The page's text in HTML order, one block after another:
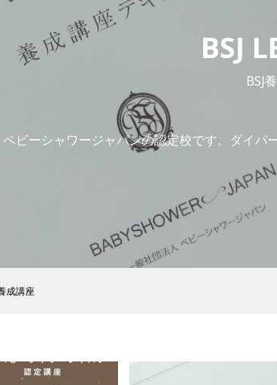
付き Blossom Blush Bunny
COCOFAIRY（コオフェア...
(税込)
¥418 ～ ¥13,200(税込)
¥7,150 ～ ¥9,900(税込)
BSJ
BSJ
ベビーシャワージャパンの認定校です。ダイ
成講座